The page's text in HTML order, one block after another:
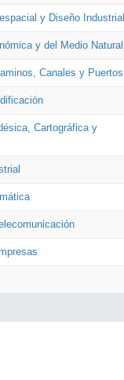
y Diseño Industrial
y del Medio Natural
Canales y Puertos
Cartográfica y